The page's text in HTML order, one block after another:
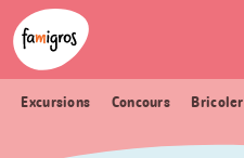
Signets
de
navigation
Header
Logo
Excursions Concours Bricoler